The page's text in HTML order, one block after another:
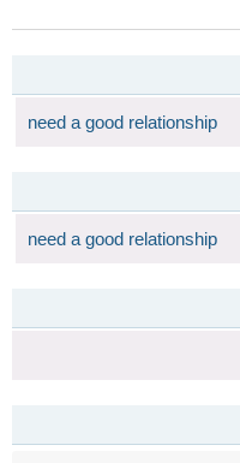
need a good relationship
need a good relationship